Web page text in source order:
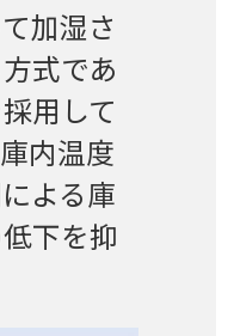
加湿さ
式であ
用して
内温度
よる庫
下を抑